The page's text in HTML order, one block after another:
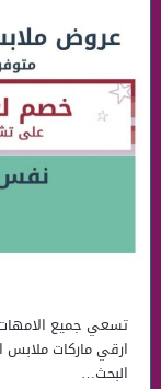
تسعي جميع
ارقي ماركات ملابس
البحث…